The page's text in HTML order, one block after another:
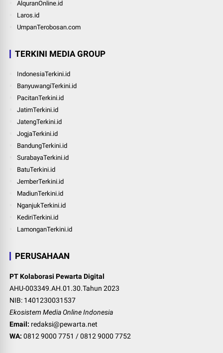
AlquranOnline.id
Laros.id
UmpanTerobosan.com
TERKINI MEDIA GROUP
IndonesiaTerkini.id
BanyuwangiTerkini.id
PacitanTerkini.id
JatimTerkini.id
JatengTerkini.id
JogjaTerkini.id
BandungTerkini.id
SurabayaTerkini.id
BatuTerkini.id
JemberTerkini.id
MadiunTerkini.id
NganjukTerkini.id
KediriTerkini.id
LamonganTerkini.id
PERUSAHAAN
PT Kolaborasi Pewarta Digital
AHU-003349.AH.01.30.Tahun 2023
NIB: 1401230031537
Ekosistem Media Online Indonesia
Email: redaksi@pewarta.net
WA: 0812 9000 7751 /0812 9000 7752